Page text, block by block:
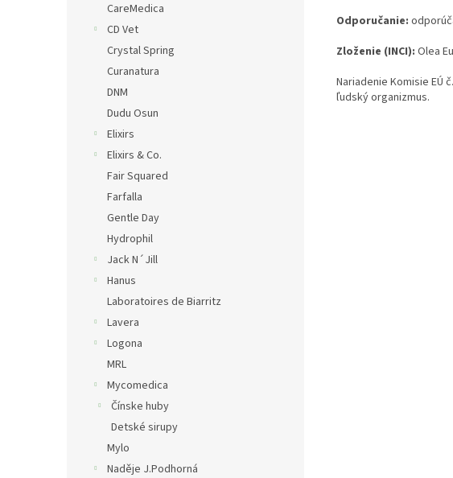
CareMedica
CD Vet
Crystal Spring
Curanatura
DNM
Dudu Osun
Elixirs
Elixirs & Co.
Fair Squared
Farfalla
Gentle Day
Hydrophil
Jack N´Jill
Hanus
Laboratoires de Biarritz
Lavera
Logona
MRL
Mycomedica
Čínske huby
Detské sirupy
Mylo
Naděje J.Podhorná
Odporučanie:
Zloženie (INCI): Olea
Nariadenie Komisie EÚ
ľudský organizmus.